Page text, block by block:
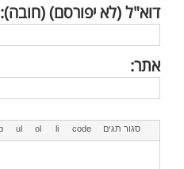
דוא"ל (לא יפורסם) (חובה):
אתר: